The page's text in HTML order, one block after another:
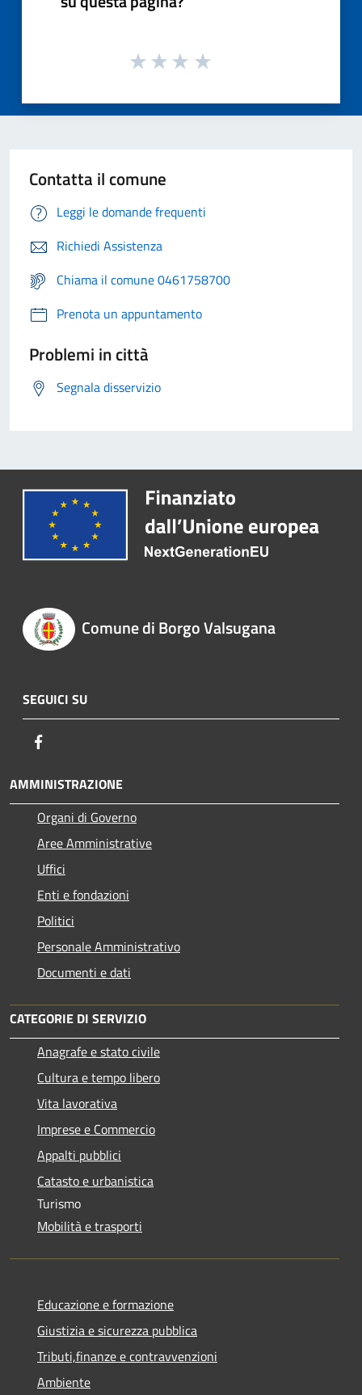
Contatta il comune
Leggi le domande frequenti
Richiedi Assistenza
Chiama il comune 0461758700
Prenota un appuntamento
Problemi in città
Segnala disservizio
Comune di Borgo Valsugana
SEGUICI SU
AMMINISTRAZIONE
Organi di Governo
Aree Amministrative
Uffici
Enti e fondazioni
Politici
Personale Amministrativo
Documenti e dati
CATEGORIE DI SERVIZIO
Anagrafe e stato civile
Cultura e tempo libero
Vita lavorativa
Imprese e Commercio
Appalti pubblici
Catasto e urbanistica
Turismo
Mobilità e trasporti
Educazione e formazione
Giustizia e sicurezza pubblica
Tributi,finanze e contravvenzioni
Ambiente